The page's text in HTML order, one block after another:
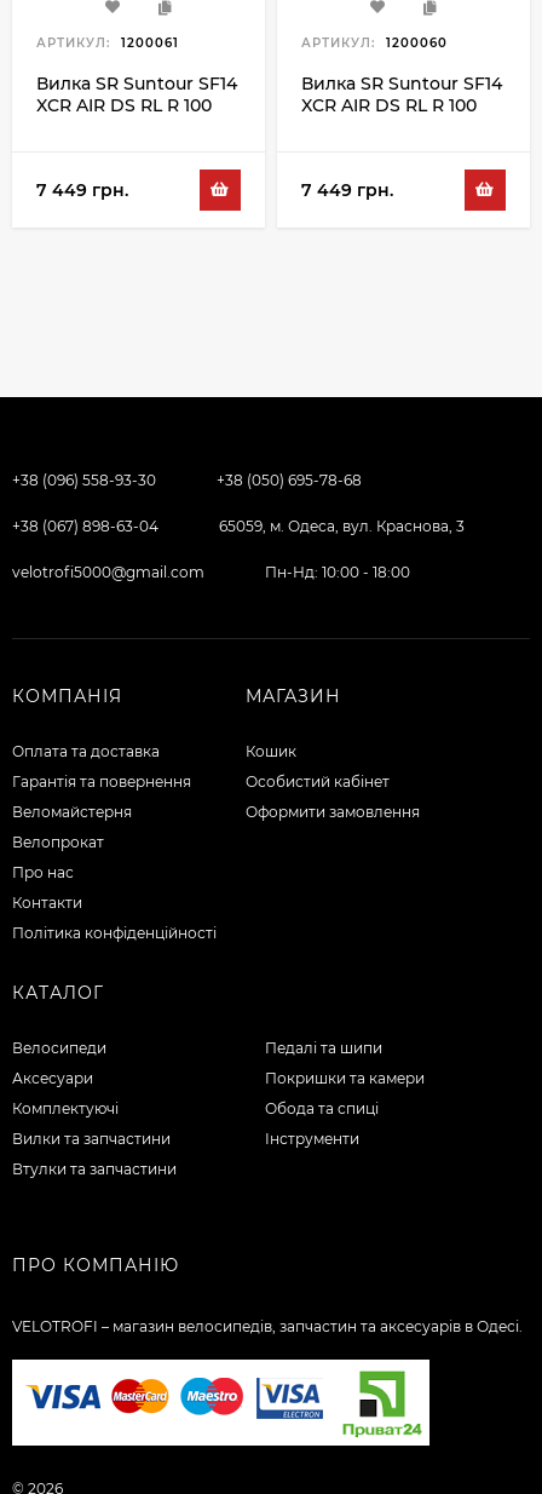
АРТИКУЛ: 1200061
Вилка SR Suntour SF14
XCR AIR DS RL R 100
7 449 грн.
АРТИКУЛ: 1200060
Вилка SR Suntour SF14
XCR AIR DS RL R 100
7 449 грн.
+38 (096) 558-93-30 +38 (050) 695-78-68
+38 (067) 898-63-04 65059, м. Одеса, вул. Краснова, 3
velotrofi5000@gmail.com Пн-Нд: 10:00 - 18:00
КОМПАНІЯ
Оплата та доставка
Гарантія та повернення
Веломайстерня
Велопрокат
Про нас
Контакти
Політика конфіденційності
МАГАЗИН
Кошик
Особистий кабінет
Оформити замовлення
КАТАЛОГ
Велосипеди
Аксесуари
Комплектуючі
Вилки та запчастини
Втулки та запчастини
Педалі та шипи
Покришки та камери
Обода та спиці
Інструменти
ПРО КОМПАНІЮ
VELOTROFI – магазин велосипедів, запчастин та аксесуарів в Одесі.
© 2026